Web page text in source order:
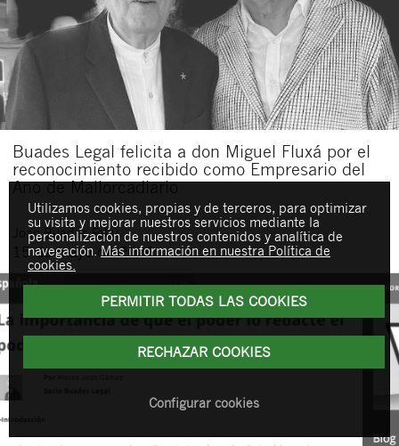
Buades Legal felicita a don Miguel Fluxá por el
reconocimiento recibido como Empresario del
Año de Mallorcadiario
JoanBuades Feliu
15 de mayo de 2026
Utilizamos cookies, propias y de terceros, para optimizar
su visita y mejorar nuestros servicios mediante la
personalización de nuestros contenidos y analítica de
navegación.Más información en nuestra Política de
cookies.
PERMITIR TODAS LAS COOKIES
RECHAZAR COOKIES
Configurar cookies